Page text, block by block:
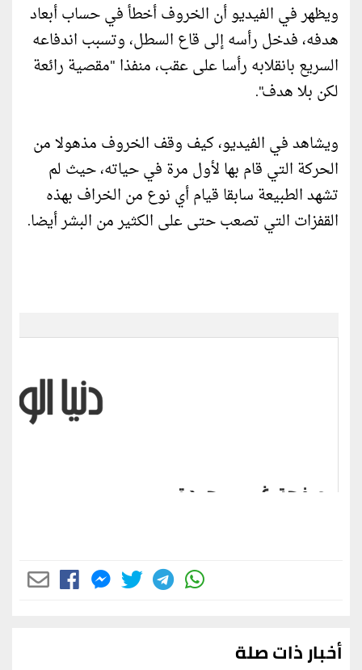
ويظهر في الفيديو أن الخروف أخطأ في حساب أبعاد
هدفه، فدخل رأسه إلى قاع السطل، وتسبب اندفاعه
السريع بانقلابه رأسا على عقب، منفذا "مقصية رائعة
لكن بلا هدف".
ويشاهد في الفيديو، كيف وقف الخروف مذهولا من
الحركة التي قام بها لأول مرة في حياته، حيث لم
تشهد الطبيعة سابقا قيام أي نوع من الخراف بهذه
القفزات التي تصعب حتى على الكثير من البشر أيضا.
أخبار ذات صلة